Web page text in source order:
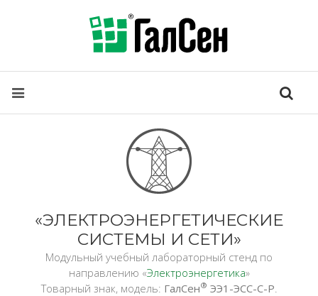
«ЭЛЕКТРОЭНЕРГЕТИЧЕСКИЕ
СИСТЕМЫ И СЕТИ»
Модульный учебный лабораторный стенд по
направлению «Электроэнергетика»
Товарный знак, модель: ГалСен® ЭЭ1-ЭСС-C-Р.